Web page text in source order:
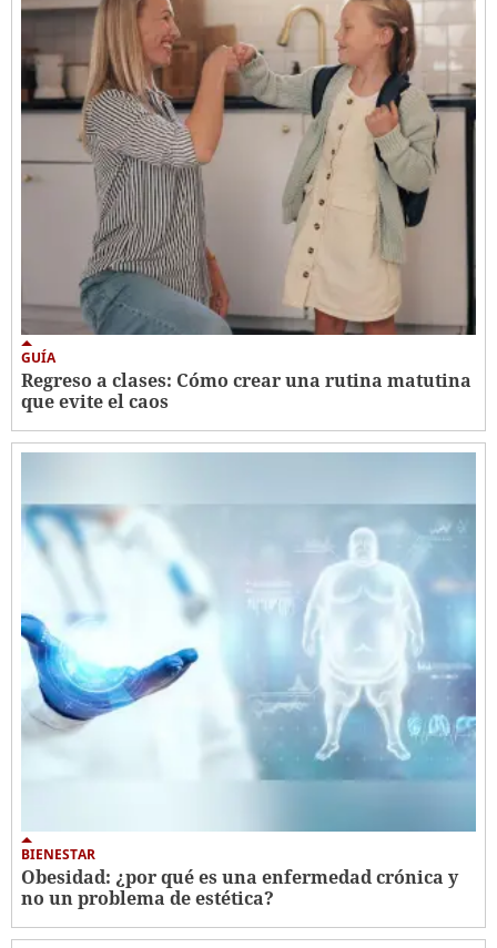
GUÍA
Regreso a clases: Cómo crear una rutina matutina
que evite el caos
BIENESTAR
Obesidad: ¿por qué es una enfermedad crónica y
no un problema de estética?